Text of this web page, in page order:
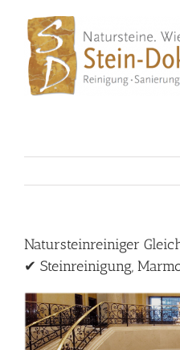
content
Natursteinreiniger
✔ Steinreinigung,